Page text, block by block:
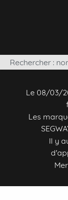
Le 08/03/
Les
Il y